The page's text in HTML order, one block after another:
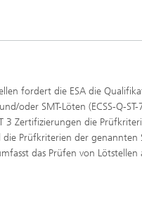
fordert die ESA die
oder SMT-Löten (ECSS-Q-
3 Zertifizierungen die
Prüfkriterien der
das Prüfen von